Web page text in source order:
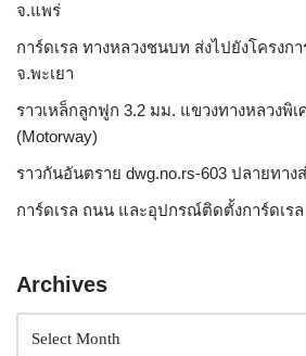
จ.แพร่
การ์ดเรล ทางหลวงชนบท ส่งไปยังโครงก
จ.พะเยา
ราวเหล็กลูกฟูก 3.2 มม. แขวงทางหลวงพิเ
(Motorway)
ราวกันอันตราย dwg.no.rs-603 ปลายทา
การ์ดเรล ถนน และอุปกรณ์ติดตั้งการ์ดเร
Archives